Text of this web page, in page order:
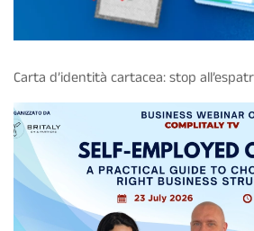
Carta d’identità cartacea: stop